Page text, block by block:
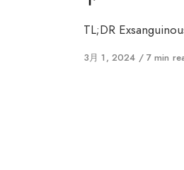
TL;DR
に
3月 1, 2024 7 min